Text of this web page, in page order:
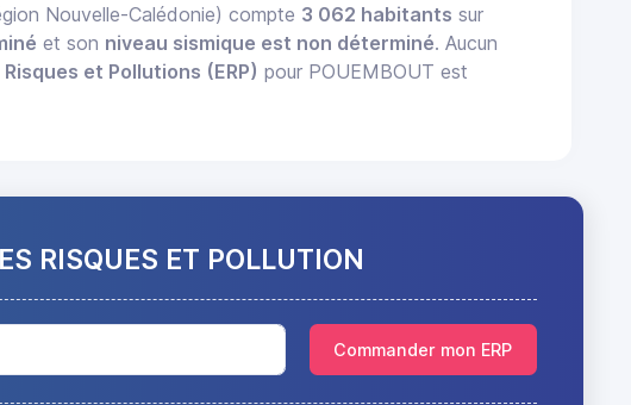
Nouvelle-Calédonie) compte 3 062 habitants sur
et son niveau sismique est non déterminé. Aucun
et Pollutions (ERP) pour POUEMBOUT est
RISQUES ET POLLUTION
Commander mon ERP